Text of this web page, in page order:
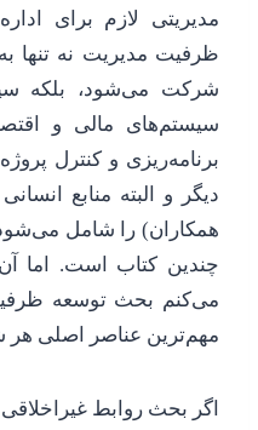
مدیریتی لازم برای
ظرفیت مدیریت نه تنها
شرکت می‌شود، بلکه
سیستم‌های مالی و
برنامه‌ریزی و کنترل
دیگر و البته منابع
همکاران) را شامل می‌شود
چندین کتاب است. اما
می‌کنم بحث توسعه
مهم‌ترین عناصر اصلی
اگر بحث روابط